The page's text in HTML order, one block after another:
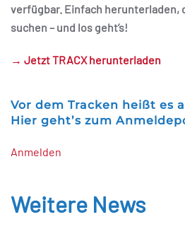
verfügbar. Einfach herunterladen,
suchen – und los geht’s!
→ Jetzt TRACX herunterladen
Vor dem Tracken heißt es
Hier geht’s zum
Anmelden
Weitere News